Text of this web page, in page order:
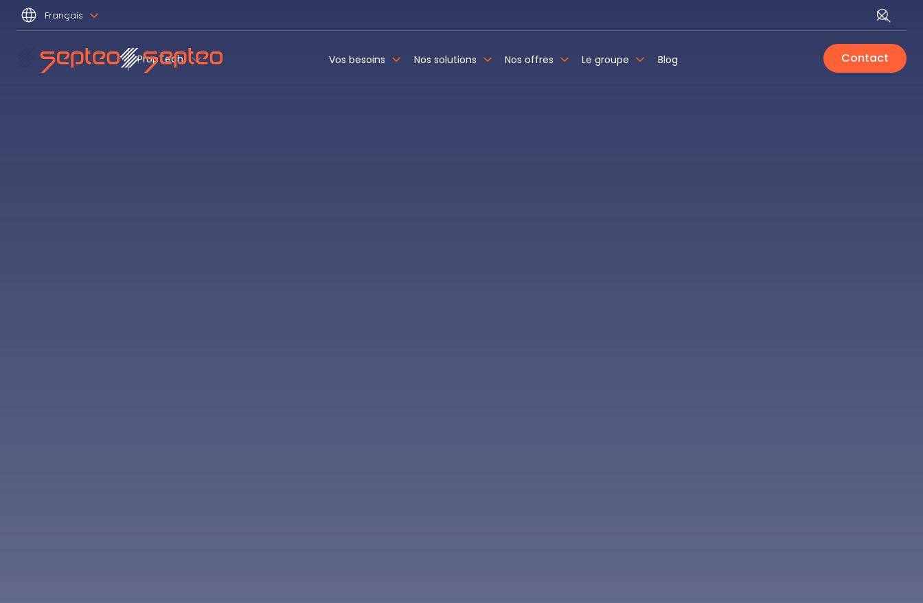
Français
PropTech Vos besoins Nos solutions Nos offres Le groupe Blog Contact